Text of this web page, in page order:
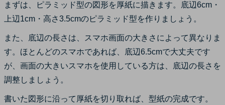
まずは、ピラミッド型の図形を厚紙に描きます。底辺6cm・
上辺1cm・高さ3.5cmのピラミッド型を作りましょう。
また、底辺の長さは、スマホ画面の大きさによって異なりま
す。ほとんどのスマホであれば、底辺6.5cmで大丈夫です
が、画面の大きいスマホを使用している方は、底辺の長さを
調整しましょう。
書いた図形に沿って厚紙を切り取れば、型紙の完成です。